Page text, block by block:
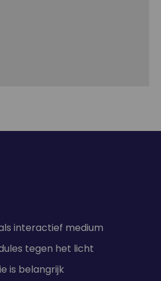
interactief medium
tegen het licht
is belangrijk